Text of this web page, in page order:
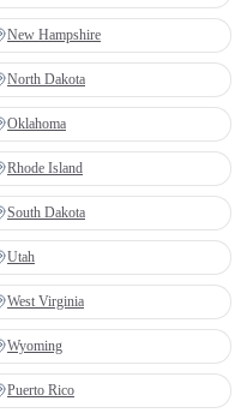
New Hampshire
North Dakota
Oklahoma
Rhode Island
South Dakota
Utah
West Virginia
Wyoming
Puerto Rico